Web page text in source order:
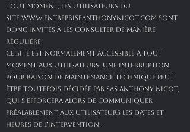
tout moment, les utilisateurs du
site www.entrepriseanthonynicot.com sont
donc invités à les consulter de manière
régulière.
Ce site est normalement accessible à tout
moment aux utilisateurs. Une interruption
pour raison de maintenance technique peut
être toutefois décidée par SAS ANTHONY NICOT,
qui s’efforcera alors de communiquer
préalablement aux utilisateurs les dates et
heures de l’intervention.